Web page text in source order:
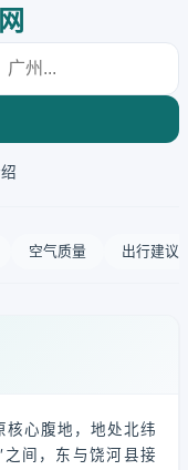
空气质量 出行建议
核心腹地，地处北纬
之间，东与饶河县接